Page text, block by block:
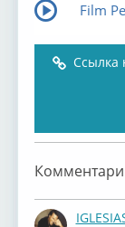
Film
Ссылка